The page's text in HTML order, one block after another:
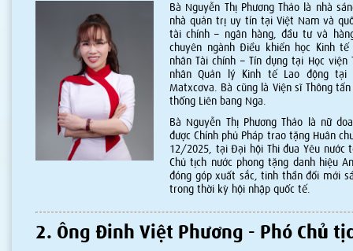
Bà Nguyễn Thị Phương Thảo là nhà
nhà quản trị uy tín tại Việt Nam và
tài chính – ngân hàng, đầu tư và
chuyên ngành Điều khiển học Kinh
nhân Tài chính – Tín dụng tại Học
nhân Quản lý Kinh tế Lao động
Matxcơva. Bà cũng là Viện sĩ Thông
thống Liên bang Nga.
Bà Nguyễn Thị Phương Thảo là nữ
được Chính phủ Pháp trao tặng Huân
12/2025, tại Đại hội Thi đua Yêu nước
Chủ tịch nước phong tặng danh hiệu
đóng góp xuất sắc, tinh thần đổi mới
trong thời kỳ hội nhập quốc tế.
2. Ông Đinh Việt Phương - Phó Chủ